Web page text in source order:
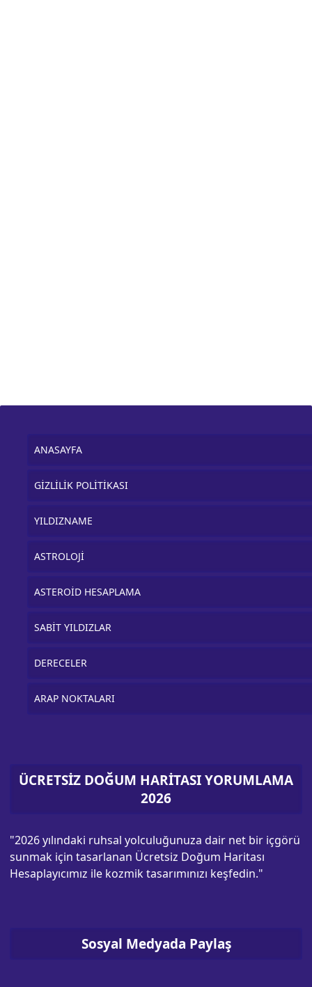
ANASAYFA
GİZLİLİK POLİTİKASI
YILDIZNAME
ASTROLOJİ
ASTEROİD HESAPLAMA
SABİT YILDIZLAR
DERECELER
ARAP NOKTALARI
ÜCRETSİZ DOĞUM HARİTASI YORUMLAMA
2026
"2026 yılındaki ruhsal yolculuğunuza dair net bir içgörü
sunmak için tasarlanan Ücretsiz Doğum Haritası
Hesaplayıcımız ile kozmik tasarımınızı keşfedin."
Sosyal Medyada Paylaş